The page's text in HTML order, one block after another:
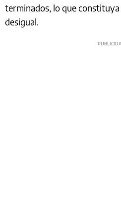
terminados, lo que
desigual.